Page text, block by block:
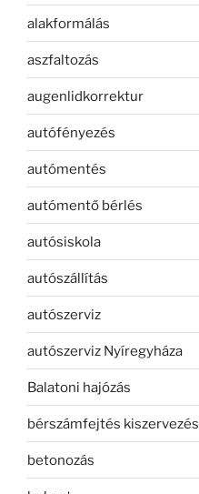
alakformálás
aszfaltozás
augenlidkorrektur
autófényezés
autómentés
autómentő bérlés
autósiskola
autószállítás
autószerviz
autószerviz Nyíregyháza
Balatoni hajózás
bérszámfejtés kiszervezés
betonozás